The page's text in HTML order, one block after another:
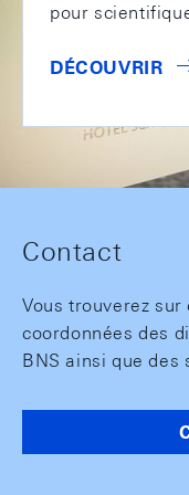
pour
DÉCOUVRIR
Contact
Vous trouverez
coordonnées des
BNS ainsi que des